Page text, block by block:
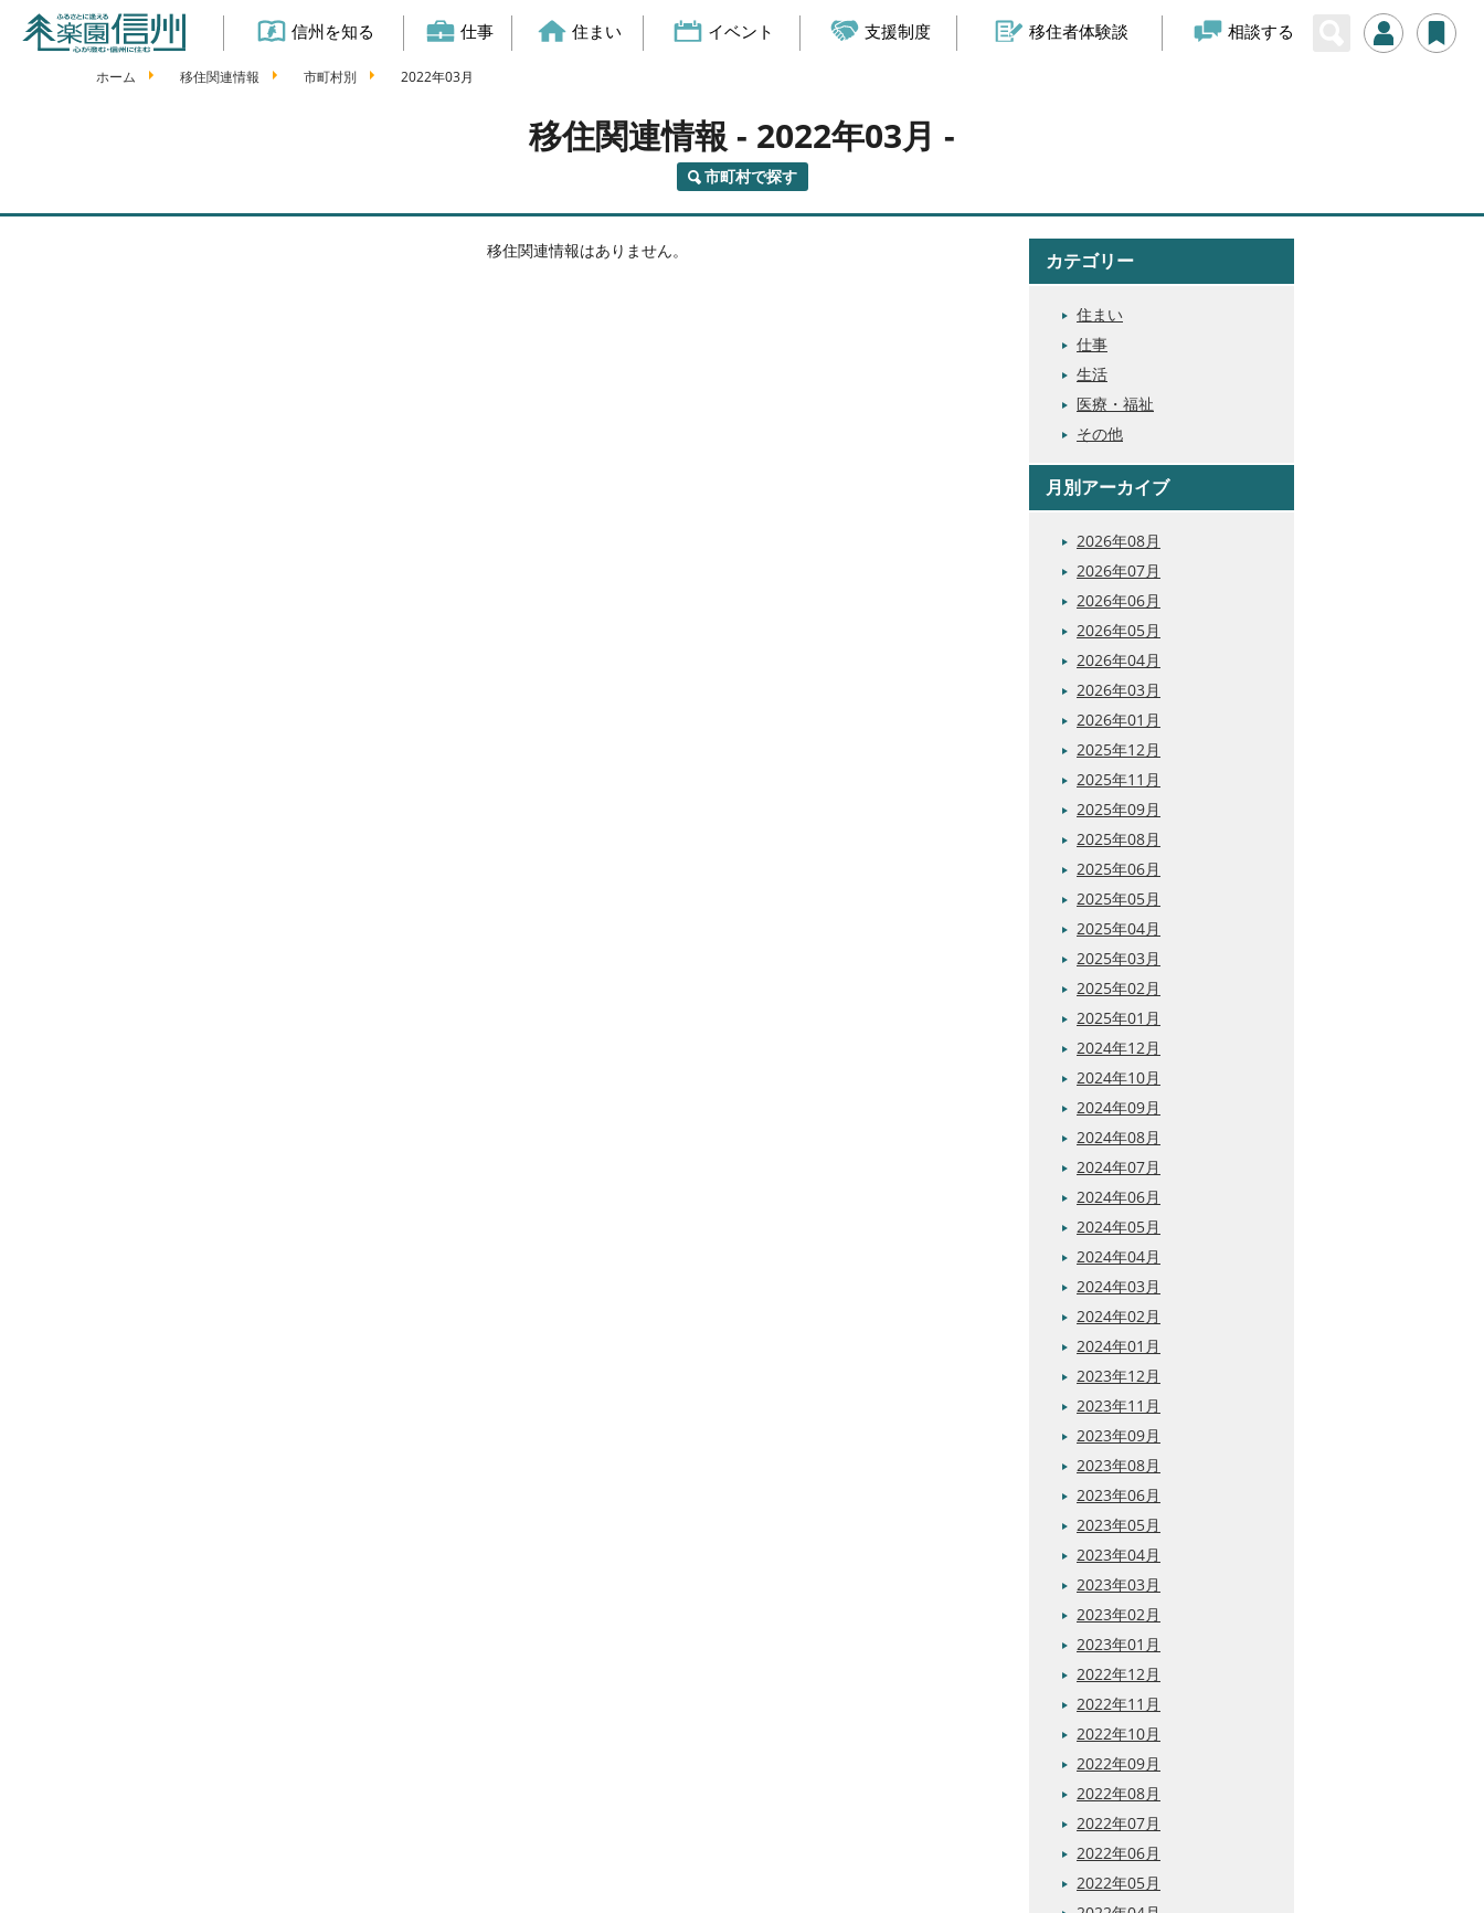
信州を知る 仕事 住まい イベント 支援制度 移住者体験談 相談する
ホーム 移住関連情報 市町村別 2022年03月
移住関連情報 - 2022年03月 -
市町村で探す
移住関連情報はありません。 カテゴリー
住まい
仕事
生活
医療・福祉
その他
月別アーカイブ
2026年08月
2026年07月
2026年06月
2026年05月
2026年04月
2026年03月
2026年01月
2025年12月
2025年11月
2025年09月
2025年08月
2025年06月
2025年05月
2025年04月
2025年03月
2025年02月
2025年01月
2024年12月
2024年10月
2024年09月
2024年08月
2024年07月
2024年06月
2024年05月
2024年04月
2024年03月
2024年02月
2024年01月
2023年12月
2023年11月
2023年09月
2023年08月
2023年06月
2023年05月
2023年04月
2023年03月
2023年02月
2023年01月
2022年12月
2022年11月
2022年10月
2022年09月
2022年08月
2022年07月
2022年06月
2022年05月